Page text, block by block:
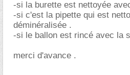
-si la burette est nettoyée
-si c'est la pipette qui est
déminéralisée .
-si le ballon est rincé avec la
merci d'avance .